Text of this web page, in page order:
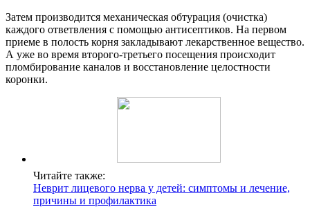
Затем производится механическая обтурация (очистка)
каждого ответвления с помощью антисептиков. На первом
приеме в полость корня закладывают лекарственное вещество.
А уже во время второго-третьего посещения происходит
пломбирование каналов и восстановление целостности
коронки.
Читайте также:
Неврит лицевого нерва у детей: симптомы и лечение,
причины и профилактика